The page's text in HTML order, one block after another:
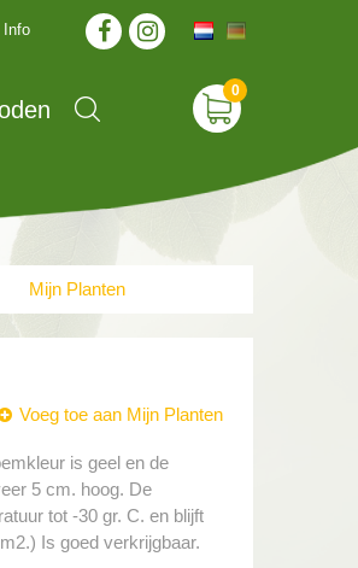
Info
Mijn Planten
Voeg toe aan Mijn Planten
is geel en de
5 cm. hoog. De
tot -30 gr. C. en blijft
Is goed verkrijgbaar.